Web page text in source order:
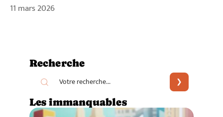
11 mars 2026
Recherche
Les immanquables